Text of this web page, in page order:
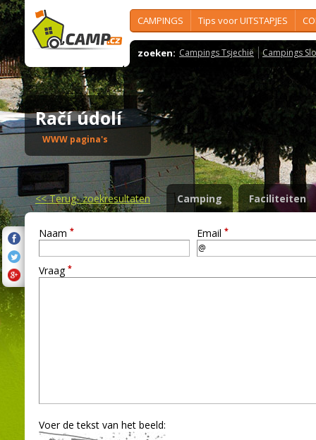
CAMPINGS Tips voor UITSTAPJES
zoeken: Campings Tsjechië Campings
Račí údolí
WWW pagina's
<<Terug- zoekresultaten Camping Faciliteiten
Naam * Email *
Vraag *
Voer de tekst van het beeld: